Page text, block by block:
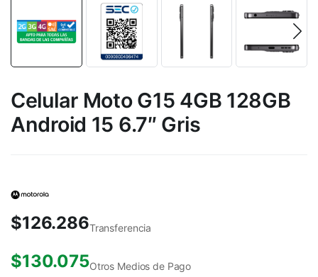
Celular Moto G15 4GB 128GB
Android 15 6.7″ Gris
$126.286Transferencia
$130.075Otros Medios de Pago